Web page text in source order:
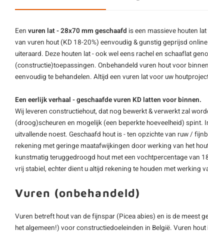
Een vuren lat - 28x70 mm geschaafd is een massieve houten lat
van vuren hout (KD 18-20%) eenvoudig & gunstig geprijsd
uiteraard. Deze houten lat - ook wel eens rachelen schaaflat
(constructie)toepassingen. Onbehandeld vuren hout voor
eenvoudig te behandelen. Altijd een vuren lat voor uw
Een eerlijk verhaal - geschaafde vuren KD latten voor binnen.
Wij leveren constructiehout, dat nog bewerkt & verwerkt zal
(droog)scheuren en mogelijk (een beperkte hoeveelheid) spint.
uitvallende noest. Geschaafd hout is - ten opzichte van ruw /
rekening met geringe maatafwijkingen door werking van het
kunstmatig teruggedroogd hout met een vochtpercentage van
vrij stabiel, echter dient u altijd rekening te houden met werking
Vuren (onbehandeld)
Vuren betreft hout van de fijnspar (Picea abies) en is de meest
het algemeen!) voor constructiedoeleinden in België. Vuren